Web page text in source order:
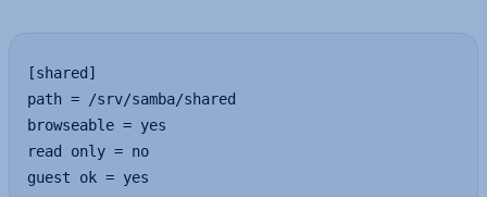
[shared]
path = /srv/samba/shared
browseable = yes
read only = no
guest ok = yes